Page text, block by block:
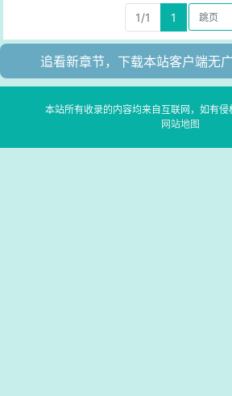
1/1 1
追看新章节，下载本站客户端无
本站所有收录的内容均来自互联网，如有侵
网站地图